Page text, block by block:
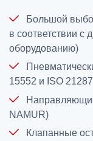
Большой
в соответствии с
оборудованию)
15552 и ISO 21287
NAMUR)
Клапанные